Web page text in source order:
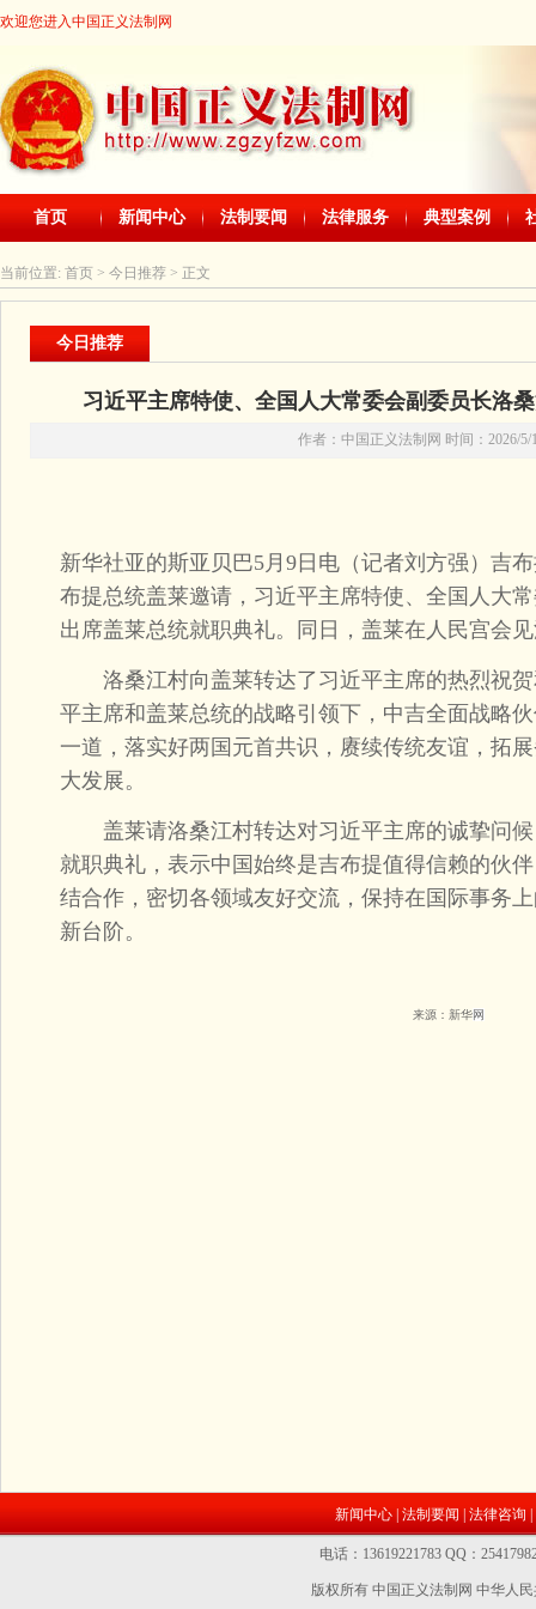
欢迎您进入中国正义法制网
首页 新闻中心 法制要闻 法律服务 典型案例
当前位置: 首页 > 今日推荐 > 正文
今日推荐
习近平主席特使、全国人大常委会副委员长洛
作者：中国正义法制网 时间：2026/5/
新华社亚的斯亚贝巴5月9日电（记者刘方强）吉
布提总统盖莱邀请，习近平主席特使、全国人大
出席盖莱总统就职典礼。同日，盖莱在人民宫会
洛桑江村向盖莱转达了习近平主席的热烈祝贺
平主席和盖莱总统的战略引领下，中吉全面战略
一道，落实好两国元首共识，赓续传统友谊，拓
大发展。
盖莱请洛桑江村转达对习近平主席的诚挚问候
就职典礼，表示中国始终是吉布提值得信赖的伙
结合作，密切各领域友好交流，保持在国际事务
新台阶。
来源：新华网
新闻中心 法制要闻 法律咨询
电话：13619221783 QQ：
版权所有 中国正义法制网中华人